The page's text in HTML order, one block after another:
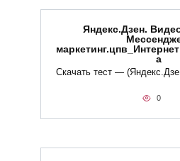
Яндекс.Дзен.
а
Скачать тест —
0